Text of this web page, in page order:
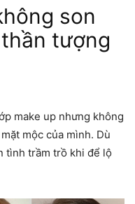
son
tượng
make up nhưng không
mộc của mình. Dù
tình trầm trồ khi để lộ